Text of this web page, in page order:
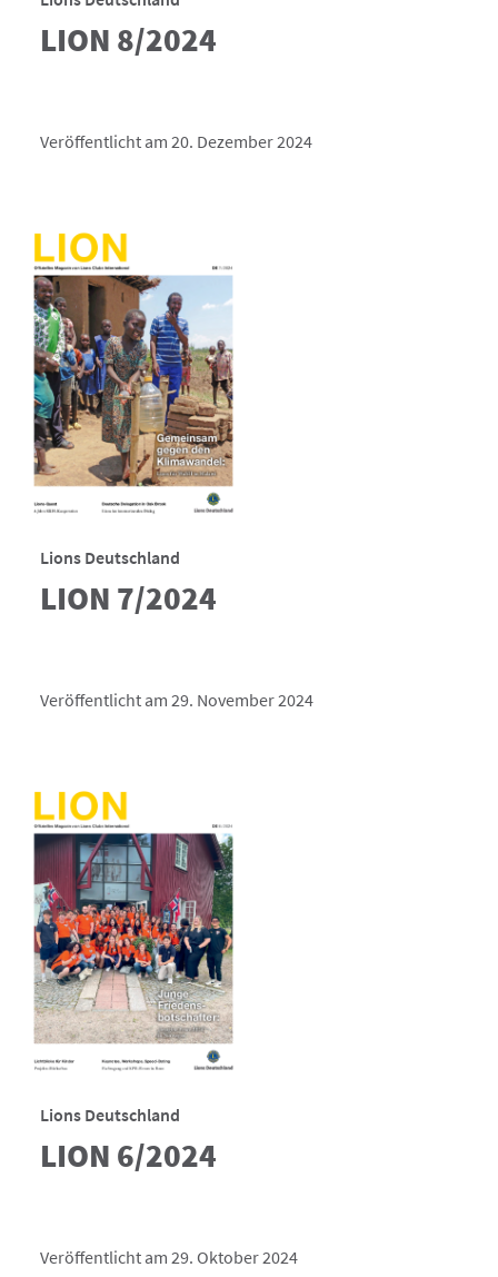
LION 8/2024
Veröffentlicht am 20. Dezember 2024
Lions Deutschland
LION 7/2024
Veröffentlicht am 29. November 2024
Lions Deutschland
LION 6/2024
Veröffentlicht am 29. Oktober 2024